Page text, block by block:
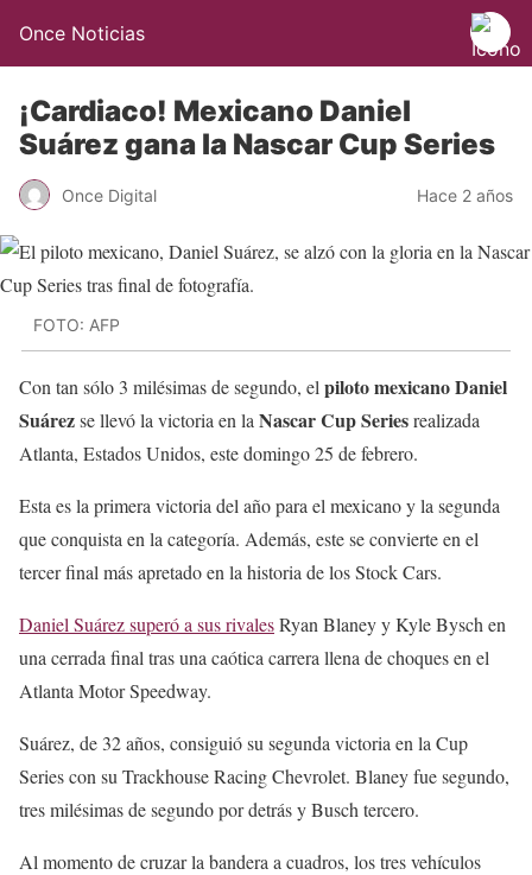
Once Noticias
¡Cardiaco! Mexicano Daniel
Suárez gana la Nascar Cup Series
Once Digital Hace 2 años
FOTO: AFP
Con tan sólo 3 milésimas de segundo, el piloto mexicano Daniel
Suárezse llevó la victoria en la Nascar Cup Seriesrealizada
Atlanta, Estados Unidos, este domingo 25 de febrero.
Esta es la primera victoria del año para el mexicano y la segunda
que conquista en la categoría. Además, este se convierte en el
tercer final más apretado en la historia de los Stock Cars.
Daniel Suárez superó a sus rivalesRyan Blaney y Kyle Bysch en
una cerrada final tras una caótica carrera llena de choques en el
Atlanta Motor Speedway.
Suárez, de 32 años, consiguió su segunda victoria en la Cup
Series con su Trackhouse Racing Chevrolet. Blaney fue segundo,
tres milésimas de segundo por detrás y Busch tercero.
Al momento de cruzar la bandera a cuadros, los tres vehículos